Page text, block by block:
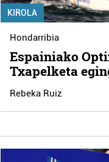
KIROLA
Hondarribia
Espainiako
Txapelketa
Rebeka Ruiz